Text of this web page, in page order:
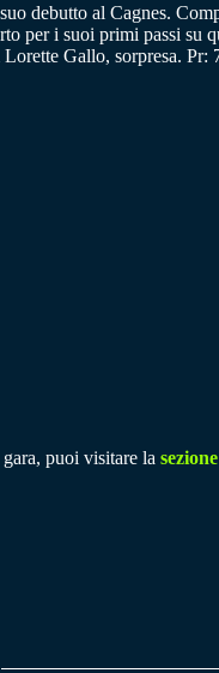
debutto al Cagnes.
per i suoi primi passi
Gallo, sorpresa.
puoi visitare la